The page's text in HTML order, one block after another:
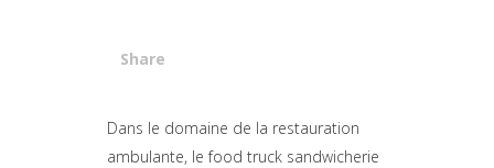
Share
Attiva comando
Dans le domaine de la restauration
ambulante, le food truck sandwicherie